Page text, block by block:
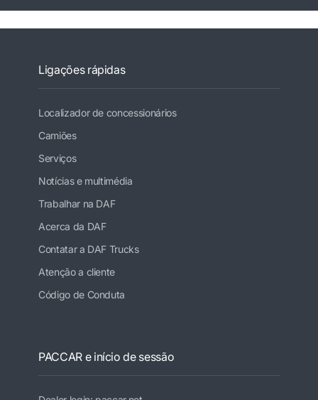
Ligações rápidas
Localizador de concessionários
Camiões
Serviços
Notícias e multimédia
Trabalhar na DAF
Acerca da DAF
Contatar a DAF Trucks
Atenção a cliente
Código de Conduta
PACCAR e início de sessão